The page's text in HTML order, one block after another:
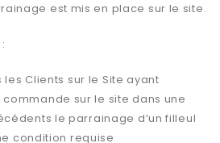
est mis en place sur le site.
les Clients sur le Site ayant
sur le site dans une
le parrainage d’un filleul
condition requise